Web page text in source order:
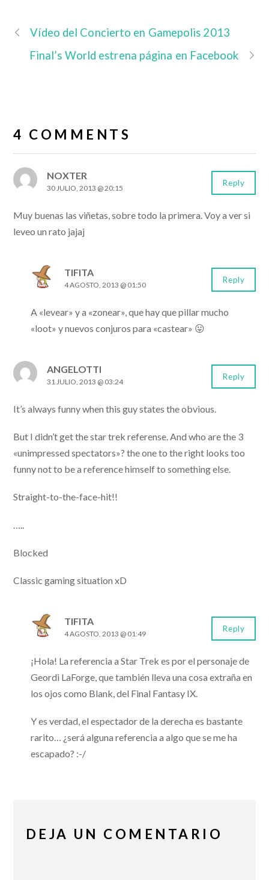
Vídeo del Concierto en Gamepolis 2013
Final’s World estrena página en Facebook
4 COMMENTS
NOXTER
30 JULIO, 2013 @ 20:15
Muy buenas las viñetas, sobre todo la primera. Voy a ver si
leveo un rato jajaj
Reply
TIFITA
4 AGOSTO, 2013 @ 01:50
A «levear» y a «zonear», que hay que pillar mucho
«loot» y nuevos conjuros para «castear» 😛
Reply
ANGELOTTI
31 JULIO, 2013 @ 03:24
It’s always funny when this guy states the obvious.
But I didn’t get the star trek referense. And who are the 3
«unimpressed spectators»? the one to the right looks too
funny not to be a reference himself to something else.
Straight-to-the-face-hit!!
Blocked
Classic gaming situation xD
Reply
TIFITA
4 AGOSTO, 2013 @ 01:49
¡Hola! La referencia a Star Trek es por el personaje de
Geordi LaForge, que también lleva una cosa extraña en
los ojos como Blank, del Final Fantasy IX.
Y es verdad, el espectador de la derecha es bastante
rarito… ¿será alguna referencia a algo que se me ha
escapado? :-/
Reply
DEJA UN COMENTARIO